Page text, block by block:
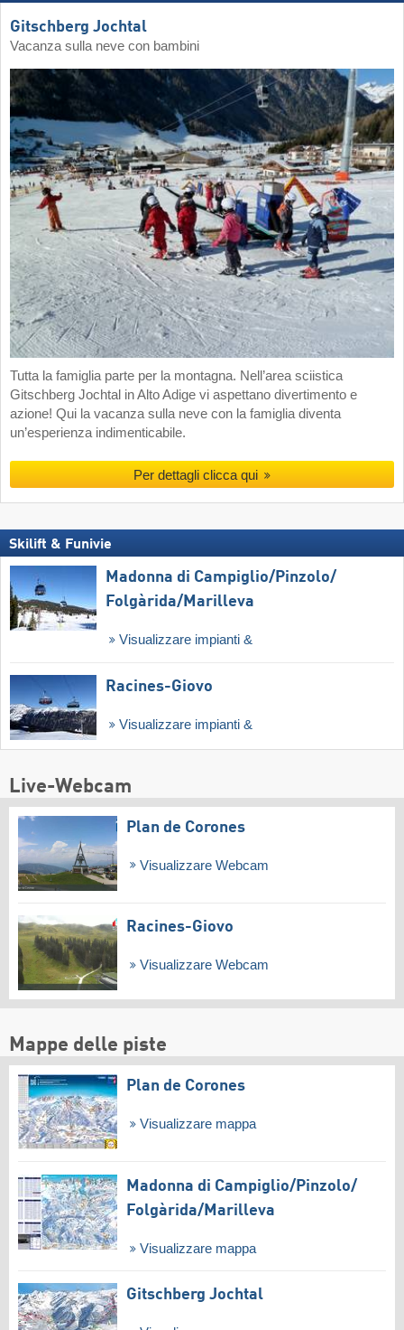
Gitschberg Jochtal
Vacanza sulla neve con bambini
Tutta la famiglia parte per la montagna. Nell’area sciistica
Gitschberg Jochtal in Alto Adige vi aspettano divertimento e
azione! Qui la vacanza sulla neve con la famiglia diventa
un’esperienza indimenticabile.
Per dettagli clicca qui
Skilift & Funivie
Madonna di Campiglio/​Pinzolo/​
Folgàrida/​Marilleva
Visualizzare impianti &
Racines-Giovo
Visualizzare impianti &
Live-Webcam
Plan de Corones
Visualizzare Webcam
Racines-Giovo
Visualizzare Webcam
Mappe delle piste
Plan de Corones
Visualizzare mappa
Madonna di Campiglio/​Pinzolo/​
Folgàrida/​Marilleva
Visualizzare mappa
Gitschberg Jochtal